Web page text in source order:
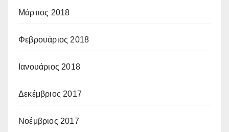
Μάρτιος 2018
Φεβρουάριος 2018
Ιανουάριος 2018
Δεκέμβριος 2017
Νοέμβριος 2017